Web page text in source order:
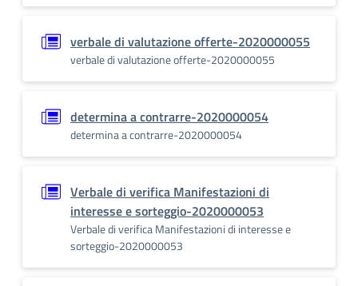
verbale di valutazione offerte-2020000055
verbale di valutazione offerte-2020000055
determina a contrarre-2020000054
determina a contrarre-2020000054
Verbale di verifica Manifestazioni di
interesse e sorteggio-2020000053
Verbale di verifica Manifestazioni di interesse e
sorteggio-2020000053